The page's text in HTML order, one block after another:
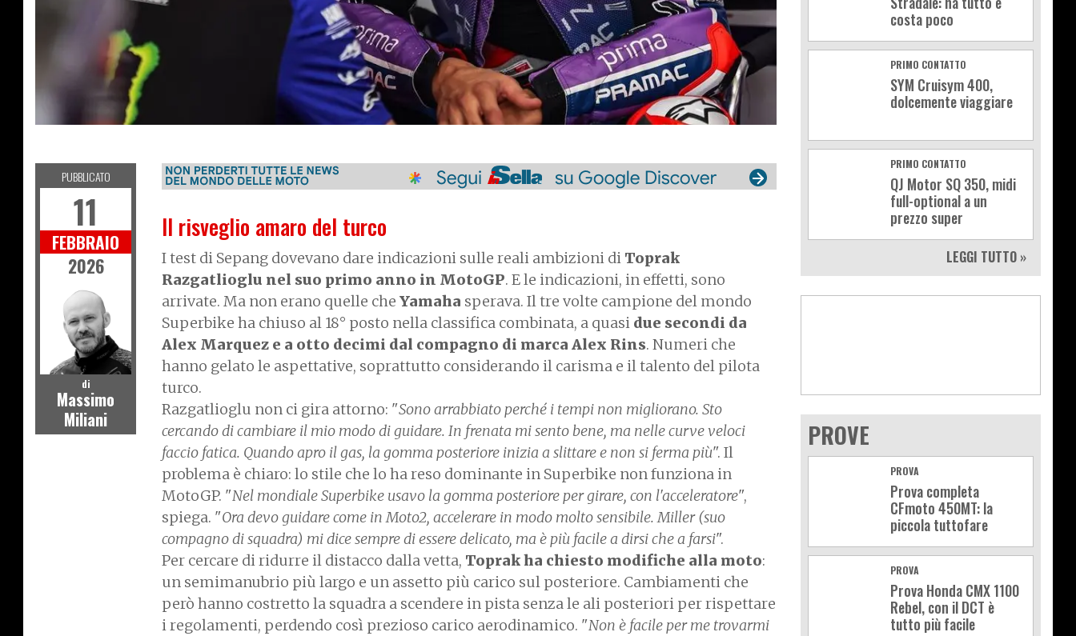
Il risveglio amaro del turco
I test di Sepang dovevano dare indicazioni sulle reali ambizioni di Toprak
Razgatlioglu nel suo primo anno in MotoGP. E le indicazioni, in effetti, sono
arrivate. Ma non erano quelle che Yamaha sperava. Il tre volte campione del mondo
Superbike ha chiuso al 18° posto nella classifica combinata, a quasi due secondi da
Alex Marquez e a otto decimi dal compagno di marca Alex Rins. Numeri che
hanno gelato le aspettative, soprattutto considerando il carisma e il talento del pilota
turco.
Razgatlioglu non ci gira attorno: "Sono arrabbiato perché i tempi non migliorano. Sto
cercando di cambiare il mio modo di guidare. In frenata mi sento bene, ma nelle curve veloci
faccio fatica. Quando apro il gas, la gomma posteriore inizia a slittare e non si ferma più". Il
problema è chiaro: lo stile che lo ha reso dominante in Superbike non funziona in
MotoGP. "Nel mondiale Superbike usavo la gomma posteriore per girare, con l'acceleratore",
spiega. "Ora devo guidare come in Moto2, accelerare in modo molto sensibile. Miller (suo
compagno di squadra) mi dice sempre di essere delicato, ma è più facile a dirsi che a farsi".
Per cercare di ridurre il distacco dalla vetta, Toprak ha chiesto modifiche alla moto:
un semimanubrio più largo e un assetto più carico sul posteriore. Cambiamenti che
però hanno costretto la squadra a scendere in pista senza le ali posteriori per rispettare
i regolamenti, perdendo così prezioso carico aerodinamico. "Non è facile per me trovarmi
PUBBLICATO
11
FEBBRAIO
2026
di
Massimo
Miliani
costa poco
PRIMO CONTATTO
SYM Cruisym 400,
dolcemente viaggiare
PRIMO CONTATTO
QJ Motor SQ 350, midi
full-optional a un
prezzo super
LEGGI TUTTO »
PROVE
PROVA
Prova completa
CFmoto 450MT: la
piccola tuttofare
PROVA
Prova Honda CMX 1100
Rebel, con il DCT è
tutto più facile